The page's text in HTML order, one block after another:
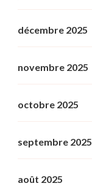
décembre 2025
novembre 2025
octobre 2025
septembre 2025
août 2025